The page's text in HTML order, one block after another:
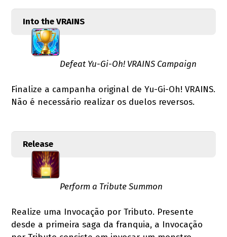
Into the VRAINS
Defeat Yu-Gi-Oh! VRAINS Campaign
Finalize a campanha original de Yu-Gi-Oh! VRAINS.
Não é necessário realizar os duelos reversos.
Release
Perform a Tribute Summon
Realize uma Invocação por Tributo. Presente
desde a primeira saga da franquia, a Invocação